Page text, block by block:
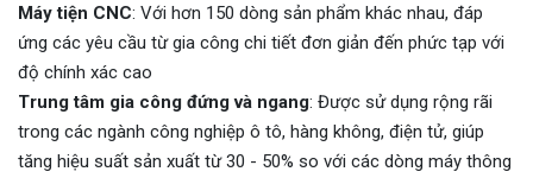
Máy tiện CNC: Với hơn 150 dòng sản phẩm khác nhau, đáp
ứng các yêu cầu từ gia công chi tiết đơn giản đến phức tạp với
độ chính xác cao
Trung tâm gia công đứng và ngang: Được sử dụng rộng rãi
trong các ngành công nghiệp ô tô, hàng không, điện tử, giúp
tăng hiệu suất sản xuất từ 30 - 50% so với các dòng máy thông